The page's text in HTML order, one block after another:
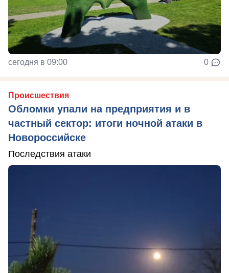
сегодня в 09:00 0
Происшествия
Обломки упали на предприятия и в
частный сектор: итоги ночной атаки в
Новороссийске
Последствия атаки